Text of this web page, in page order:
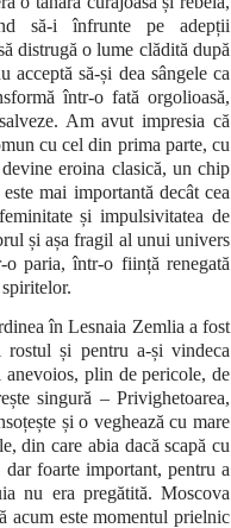
să-i înfrunte pe adepții
distrugă o lume clădită după
acceptă să-și dea sângele ca
într-o fată orgolioasă,
Am avut impresia că
cu cel din prima parte, cu
eroina clasică, un chip
mai importantă decât cea
și impulsivitatea de
și așa fragil al unui univers
paria, într-o ființă renegată
în Lesnaia Zemlia a fost
rostul și pentru a-și vindeca
plin de pericole, de
singură – Privighetoarea,
și o veghează cu mare
din care abia dacă scapă cu
dar foarte important, pentru a
nu era pregătită. Moscova
acum este momentul prielnic